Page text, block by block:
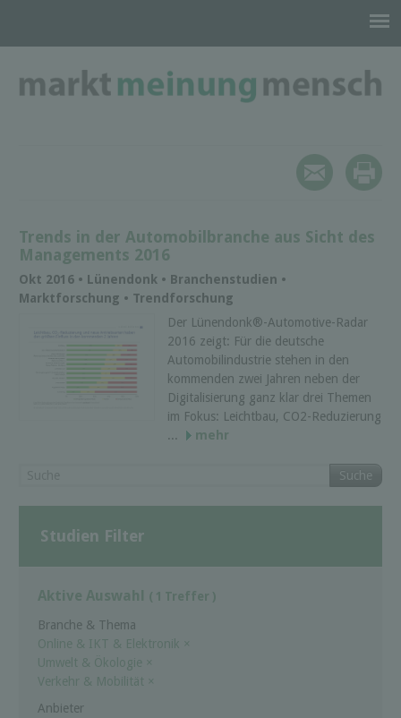
Trends in der Automobilbranche aus Sicht des
Managements 2016
Okt 2016 • Lünendonk • Branchenstudien •
Marktforschung • Trendforschung
Der Lünendonk®-Automotive-Radar
2016 zeigt: Für die deutsche
Automobilindustrie stehen in den
kommenden zwei Jahren neben der
Digitalisierung ganz klar drei Themen
im Fokus: Leichtbau, CO2-Reduzierung
...
mehr
Suche
Studien Filter
Aktive Auswahl ( 1 Treffer )
Branche & Thema
Online & IKT & Elektronik ×
Umwelt & Ökologie ×
Verkehr & Mobilität ×
Anbieter